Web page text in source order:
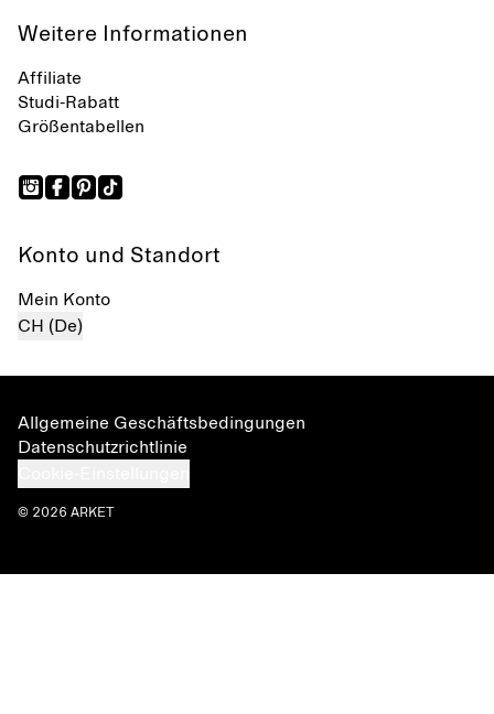
Weitere Informationen
Affiliate
Studi-Rabatt
Größentabellen
Konto und Standort
Mein Konto
CH (De)
Allgemeine Geschäftsbedingungen
Datenschutzrichtlinie
© 2026 ARKET